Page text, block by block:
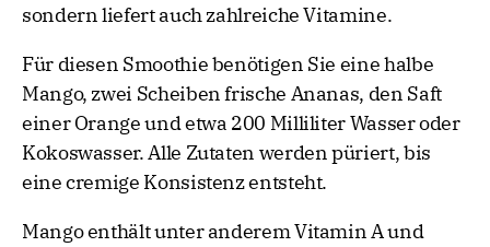
sondern liefert auch zahlreiche Vitamine.
Für diesen Smoothie benötigen Sie eine halbe
Mango, zwei Scheiben frische Ananas, den Saft
einer Orange und etwa 200 Milliliter Wasser oder
Kokoswasser. Alle Zutaten werden püriert, bis
eine cremige Konsistenz entsteht.
Mango enthält unter anderem Vitamin A und